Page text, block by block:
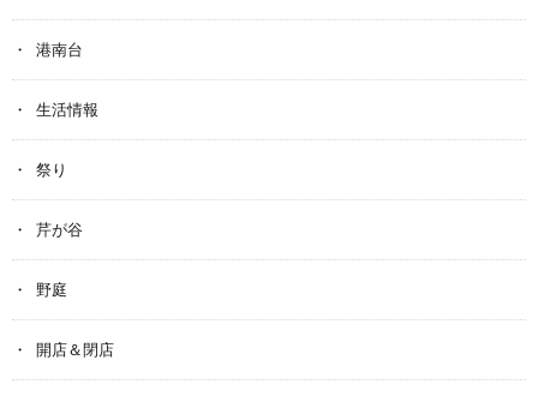
港南台
生活情報
祭り
芹が谷
野庭
開店＆閉店